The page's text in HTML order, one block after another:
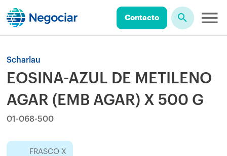
Contacto
Scharlau
EOSINA-AZUL DE METILENO
AGAR (EMB AGAR) X 500 G
01-068-500
FRASCO X